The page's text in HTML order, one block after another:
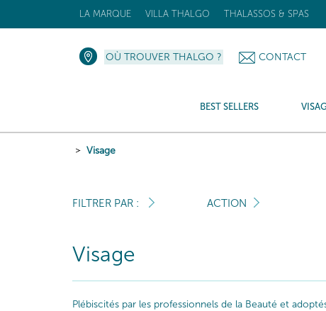
LA MARQUE VILLA THALGO THALASSOS & SPAS
OÙ TROUVER THALGO ? CONTACT
BEST SELLERS
Visage
FILTRER PAR : ACTION
Visage
Plébiscités par les professionnels de la Beauté et